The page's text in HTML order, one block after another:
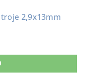
2,9x13mm